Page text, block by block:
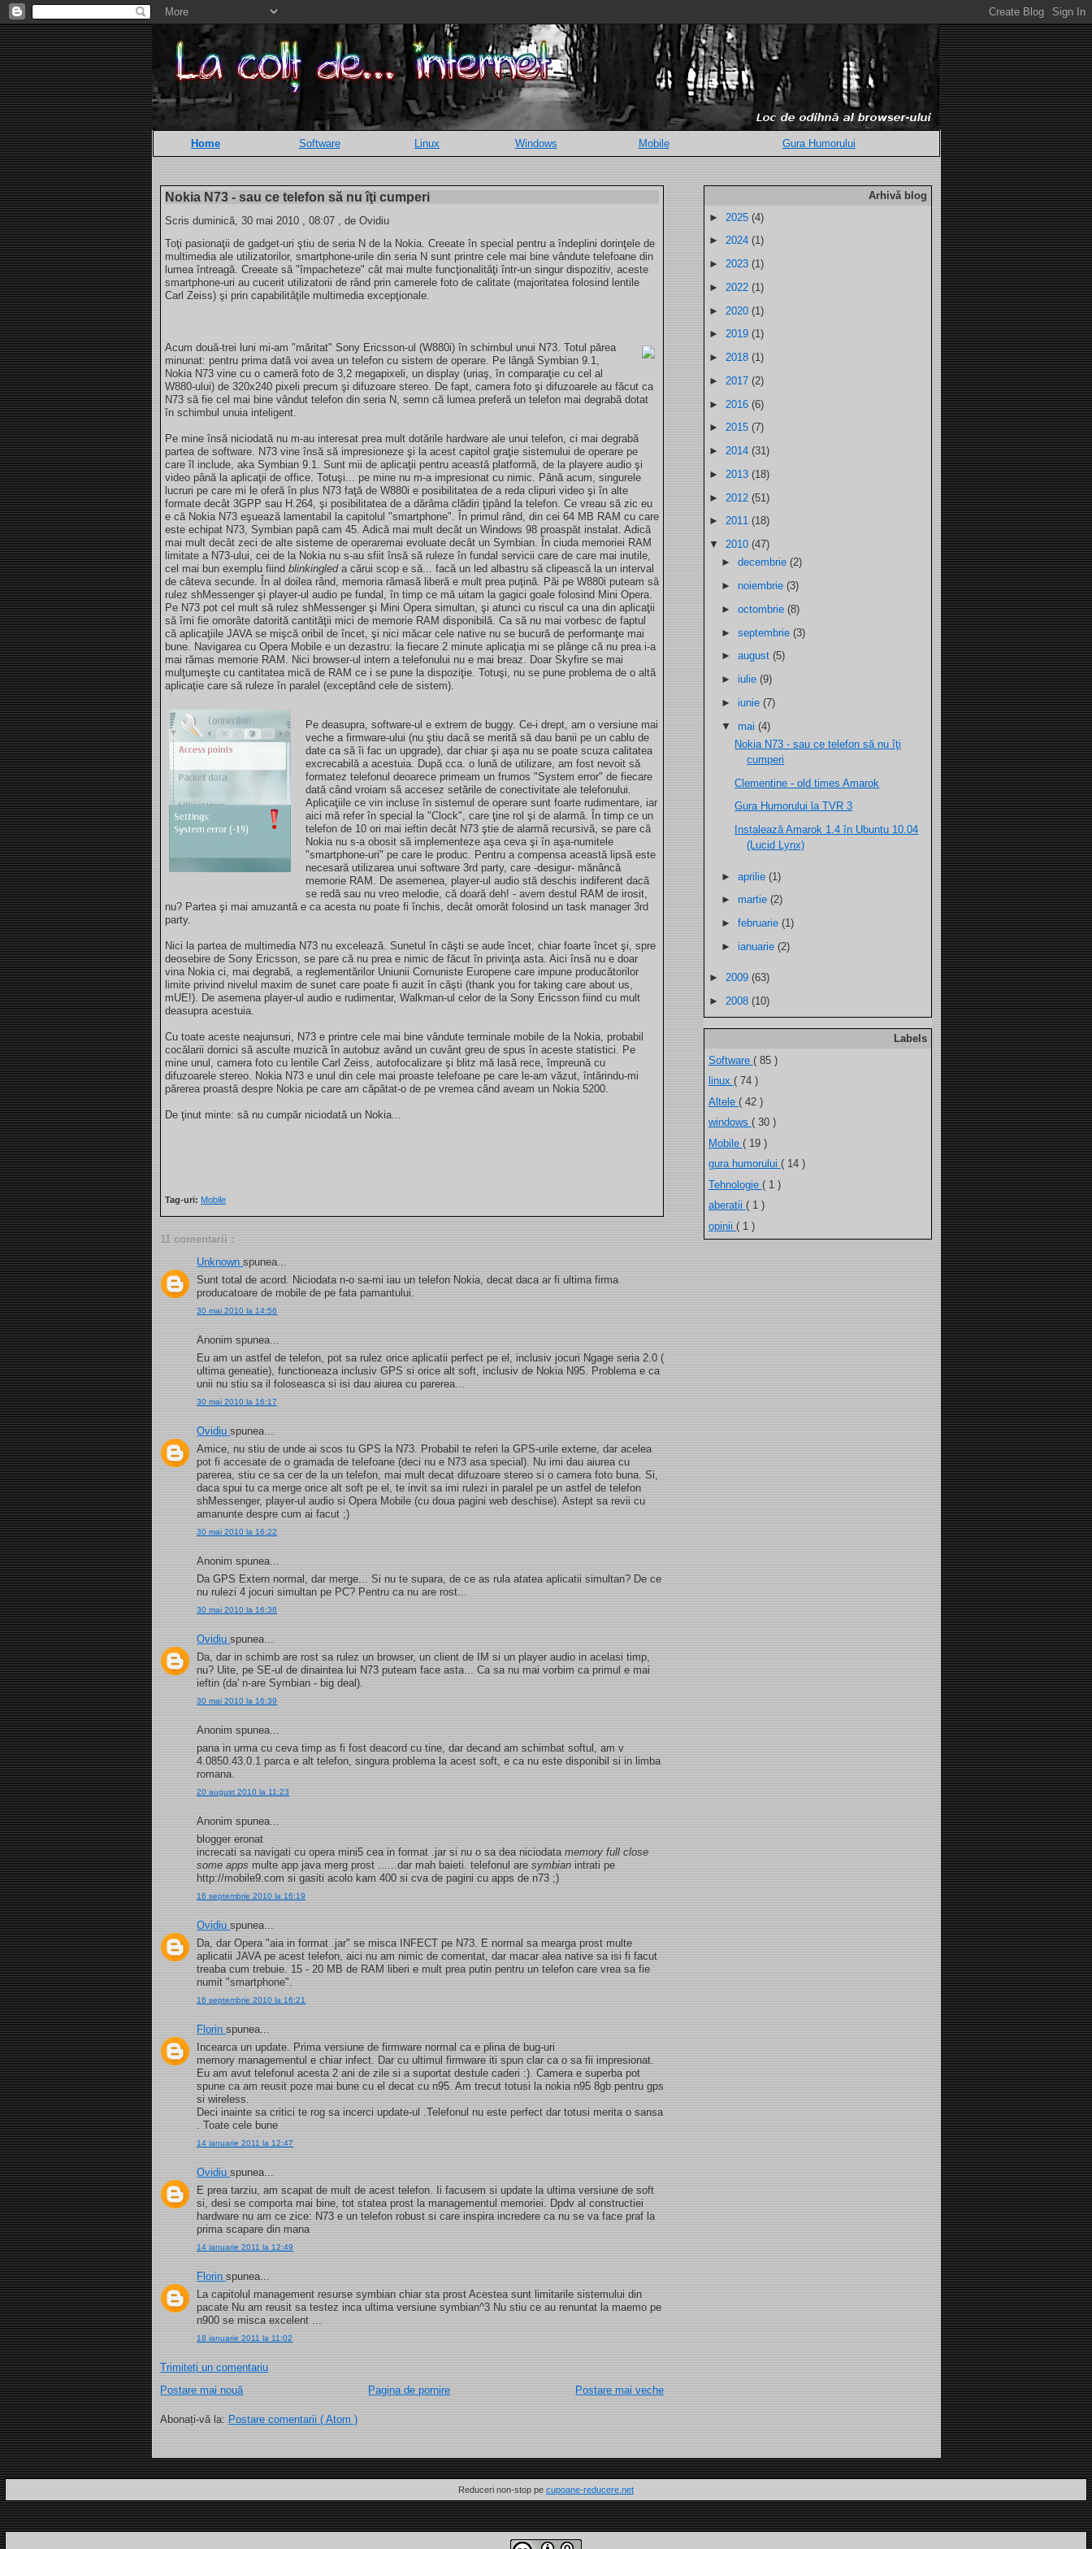
Home Software Linux Windows Mobile Gura Humorului
Nokia N73 - sau ce telefon să nu îţi cumperi
Scris duminică, 30 mai 2010 , 08:07 , de Ovidiu
Toţi pasionaţii de gadget-uri ştiu de seria N de la Nokia. Creeate în special pentru a îndeplini dorinţele de
multimedia ale utilizatorilor, smartphone-urile din seria N sunt printre cele mai bine vândute telefoane din
lumea întreagă. Creeate să "împacheteze" cât mai multe funcţionalităţi într-un singur dispozitiv, aceste
smartphone-uri au cucerit utilizatorii de rând prin camerele foto de calitate (majoritatea folosind lentile
Carl Zeiss) şi prin capabilităţile multimedia excepţionale.
Acum două-trei luni mi-am "măritat" Sony Ericsson-ul (W880i) în schimbul unui N73. Totul părea
minunat: pentru prima dată voi avea un telefon cu sistem de operare. Pe lângă Symbian 9.1,
Nokia N73 vine cu o cameră foto de 3,2 megapixeli, un display (uriaş, în comparaţie cu cel al
W880-ului) de 320x240 pixeli precum şi difuzoare stereo. De fapt, camera foto şi difuzoarele au făcut ca
N73 să fie cel mai bine vândut telefon din seria N, semn că lumea preferă un telefon mai degrabă dotat
în schimbul unuia inteligent.
Pe mine însă niciodată nu m-au interesat prea mult dotările hardware ale unui telefon, ci mai degrabă
partea de software. N73 vine însă să impresioneze şi la acest capitol graţie sistemului de operare pe
care îl include, aka Symbian 9.1. Sunt mii de aplicaţii pentru această platformă, de la playere audio şi
video până la aplicaţii de office. Totuşi... pe mine nu m-a impresionat cu nimic. Până acum, singurele
lucruri pe care mi le oferă în plus N73 faţă de W880i e posibilitatea de a reda clipuri video şi în alte
formate decât 3GPP sau H.264, şi posibilitatea de a dărâma clădiri ţipând la telefon. Ce vreau să zic eu
e că Nokia N73 eşuează lamentabil la capitolul "smartphone". În primul rând, din cei 64 MB RAM cu care
este echipat N73, Symbian papă cam 45. Adică mai mult decât un Windows 98 proaspăt instalat. Adică
mai mult decât zeci de alte sisteme de operaremai evoluate decât un Symbian. În ciuda memoriei RAM
limitate a N73-ului, cei de la Nokia nu s-au sfiit însă să ruleze în fundal servicii care de care mai inutile,
cel mai bun exemplu fiindblinkingleda cărui scop e să... facă un led albastru să clipească la un interval
de câteva secunde. În al doilea rând, memoria rămasă liberă e mult prea puţină. Păi pe W880i puteam să
rulez shMessenger şi player-ul audio pe fundal, în timp ce mă uitam la gagici goale folosind Mini Opera.
Pe N73 pot cel mult să rulez shMessenger şi Mini Opera simultan, şi atunci cu riscul ca una din aplicaţii
să îmi fie omorâte datorită cantităţii mici de memorie RAM disponibilă. Ca să nu mai vorbesc de faptul
că aplicaţiile JAVA se mişcă oribil de încet, şi nici măcar cele native nu se bucură de performanţe mai
bune. Navigarea cu Opera Mobile e un dezastru: la fiecare 2 minute aplicaţia mi se plânge că nu prea i-a
mai rămas memorie RAM. Nici browser-ul intern a telefonului nu e mai breaz. Doar Skyfire se mai
mulţumeşte cu cantitatea mică de RAM ce i se pune la dispoziţie. Totuşi, nu se pune problema de o altă
aplicaţie care să ruleze în paralel (exceptând cele de sistem).
Pe deasupra, software-ul e extrem de buggy. Ce-i drept, am o versiune mai
veche a firmware-ului (nu ştiu dacă se merită să dau banii pe un cablu de
date ca să îi fac un upgrade), dar chiar şi aşa nu se poate scuza calitatea
excrecabilă a acestuia. După cca. o lună de utilizare, am fost nevoit să
formatez telefonul deoarece primeam un frumos "System error" de fiecare
dată când vroiam să accesez setările de conectivitate ale telefonului.
Aplicaţiile ce vin incluse în sistemul de operare sunt foarte rudimentare, iar
aici mă refer în special la "Clock", care ţine rol şi de alarmă. În timp ce un
telefon de 10 ori mai ieftin decât N73 ştie de alarmă recursivă, se pare că
Nokia nu s-a obosit să implementeze aşa ceva şi în aşa-numitele
"smartphone-uri" pe care le produc. Pentru a compensa această lipsă este
necesară utilizarea unui software 3rd party, care -desigur- mănâncă
memorie RAM. De asemenea, player-ul audio stă deschis indiferent dacă
se redă sau nu vreo melodie, că doară deh! - avem destul RAM de irosit,
nu? Partea şi mai amuzantă e ca acesta nu poate fi închis, decât omorât folosind un task manager 3rd
party.
Nici la partea de multimedia N73 nu excelează. Sunetul în căşti se aude încet, chiar foarte încet şi, spre
deosebire de Sony Ericsson, se pare că nu prea e nimic de făcut în privinţa asta. Aici însă nu e doar
vina Nokia ci, mai degrabă, a reglementărilor Uniunii Comuniste Europene care impune producătorilor
limite privind nivelul maxim de sunet care poate fi auzit în căşti (thank you for taking care about us,
mUE!). De asemena player-ul audio e rudimentar, Walkman-ul celor de la Sony Ericsson fiind cu mult
deasupra acestuia.
Cu toate aceste neajunsuri, N73 e printre cele mai bine vândute terminale mobile de la Nokia, probabil
cocălarii dornici să asculte muzică în autobuz având un cuvânt greu de spus în aceste statistici. Pe
mine unul, camera foto cu lentile Carl Zeiss, autofocalizare şi blitz mă lasă rece, împreună cu
difuzoarele stereo. Nokia N73 e unul din cele mai proaste telefoane pe care le-am văzut, întărindu-mi
părerea proastă despre Nokia pe care am căpătat-o de pe vremea când aveam un Nokia 5200.
De ţinut minte: să nu cumpăr niciodată un Nokia...
Tag-uri: Mobile
11 comentarii :
Unknownspunea...
Sunt total de acord. Niciodata n-o sa-mi iau un telefon Nokia, decat daca ar fi ultima firma
producatoare de mobile de pe fata pamantului.
30 mai 2010 la 14:56
Anonim spunea...
Eu am un astfel de telefon, pot sa rulez orice aplicatii perfect pe el, inclusiv jocuri Ngage seria 2.0 (
ultima geneatie), functioneaza inclusiv GPS si orice alt soft, inclusiv de Nokia N95. Problema e ca
unii nu stiu sa il foloseasca si isi dau aiurea cu parerea...
30 mai 2010 la 16:17
Ovidiuspunea...
Amice, nu stiu de unde ai scos tu GPS la N73. Probabil te referi la GPS-urile externe, dar acelea
pot fi accesate de o gramada de telefoane (deci nu e N73 asa special). Nu imi dau aiurea cu
parerea, stiu ce sa cer de la un telefon, mai mult decat difuzoare stereo si o camera foto buna. Si,
daca spui tu ca merge orice alt soft pe el, te invit sa imi rulezi in paralel pe un astfel de telefon
shMessenger, player-ul audio si Opera Mobile (cu doua pagini web deschise). Astept sa revii cu
amanunte despre cum ai facut ;)
30 mai 2010 la 16:22
Anonim spunea...
Da GPS Extern normal, dar merge... Si nu te supara, de ce as rula atatea aplicatii simultan? De ce
nu rulezi 4 jocuri simultan pe PC? Pentru ca nu are rost...
30 mai 2010 la 16:38
Ovidiuspunea...
Da, dar in schimb are rost sa rulez un browser, un client de IM si un player audio in acelasi timp,
nu? Uite, pe SE-ul de dinaintea lui N73 puteam face asta... Ca sa nu mai vorbim ca primul e mai
ieftin (da' n-are Symbian - big deal).
30 mai 2010 la 16:39
Anonim spunea...
pana in urma cu ceva timp as fi fost deacord cu tine, dar decand am schimbat softul, am v
4.0850.43.0.1 parca e alt telefon, singura problema la acest soft, e ca nu este disponibil si in limba
romana.
20 august 2010 la 11:23
Anonim spunea...
blogger eronat
increcati sa navigati cu opera mini5 cea in format .jar si nu o sa dea niciodatamemory full close
some appsmulte app java merg prost ......dar mah baieti. telefonul aresymbian intrati pe
http://mobile9.com si gasiti acolo kam 400 si cva de pagini cu apps de n73 ;)
16 septembrie 2010 la 16:19
Ovidiuspunea...
Da, dar Opera "aia in format .jar" se misca INFECT pe N73. E normal sa mearga prost multe
aplicatii JAVA pe acest telefon, aici nu am nimic de comentat, dar macar alea native sa isi fi facut
treaba cum trebuie. 15 - 20 MB de RAM liberi e mult prea putin pentru un telefon care vrea sa fie
numit "smartphone".
16 septembrie 2010 la 16:21
Florinspunea...
Incearca un update. Prima versiune de firmware normal ca e plina de bug-uri
memory managementul e chiar infect. Dar cu ultimul firmware iti spun clar ca o sa fii impresionat.
Eu am avut telefonul acesta 2 ani de zile si a suportat destule caderi :). Camera e superba pot
spune ca am reusit poze mai bune cu el decat cu n95. Am trecut totusi la nokia n95 8gb pentru gps
si wireless.
Deci inainte sa critici te rog sa incerci update-ul .Telefonul nu este perfect dar totusi merita o sansa
. Toate cele bune
14 ianuarie 2011 la 12:47
Ovidiuspunea...
E prea tarziu, am scapat de mult de acest telefon. Ii facusem si update la ultima versiune de soft
si, desi se comporta mai bine, tot statea prost la managementul memoriei. Dpdv al constructiei
hardware nu am ce zice: N73 e un telefon robust si care inspira incredere ca nu se va face praf la
prima scapare din mana
14 ianuarie 2011 la 12:49
Florinspunea...
La capitolul management resurse symbian chiar sta prost Acestea sunt limitarile sistemului din
pacate Nu am reusit sa testez inca ultima versiune symbian^3 Nu stiu ce au renuntat la maemo pe
n900 se misca excelent ...
18 ianuarie 2011 la 11:02
Trimiteți un comentariu
Postare mai nouă
Postare mai veche
Pagina de pornire
Abonați-vă la: Postare comentarii ( Atom )
Arhivă blog
► 2025 (4)
► 2024 (1)
► 2023 (1)
► 2022 (1)
► 2020 (1)
► 2019 (1)
► 2018 (1)
► 2017 (2)
► 2016 (6)
► 2015 (7)
► 2014 (31)
► 2013 (18)
► 2012 (51)
► 2011 (18)
▼ 2010 (47)
►decembrie(2)
►noiembrie(3)
►octombrie(8)
►septembrie(3)
►august(5)
►iulie(9)
►iunie(7)
▼mai(4)
Nokia N73 - sau ce telefon să nu îţi
cumperi
Clementine - old times Amarok
Gura Humorului la TVR 3
Instalează Amarok 1.4 în Ubuntu 10.04
(Lucid Lynx)
►aprilie(1)
►martie(2)
►februarie(1)
►ianuarie(2)
► 2009 (63)
► 2008 (10)
Labels
Software ( 85 )
linux ( 74 )
Altele ( 42 )
windows ( 30 )
Mobile ( 19 )
gura humorului ( 14 )
Tehnologie ( 1 )
aberatii ( 1 )
opinii ( 1 )
Reduceri non-stop pe cupoane-reducere.net